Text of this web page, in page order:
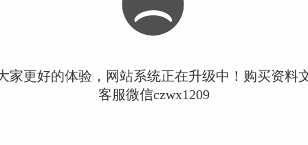
家更好的体验，网站系统正在升级中！购买资料
客服微信czwx1209